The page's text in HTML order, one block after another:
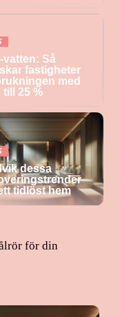
vatten: Så
fastigheter
med
till 25 %
dessa
tidlöst hem
för din